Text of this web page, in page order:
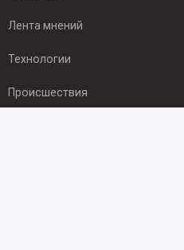
Лента мнений
Технологии
Происшествия